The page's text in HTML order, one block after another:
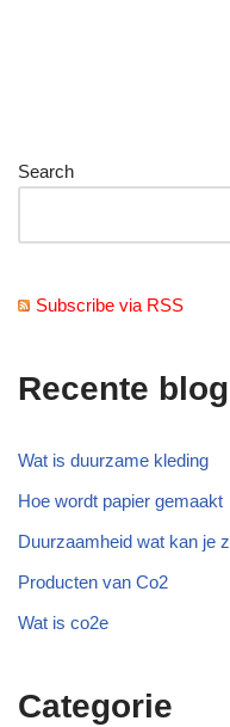
Search
Subscribe via RSS
Recente
Wat is duurzame kleding
Hoe wordt papier gemaakt
Duurzaamheid wat kan je
Producten van Co2
Wat is co2e
Categorie